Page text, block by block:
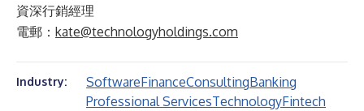
資深行銷經理
電郵： kate@technologyholdings.com
Industry: SoftwareFinanceConsultingBanking
Professional ServicesTechnologyFintech